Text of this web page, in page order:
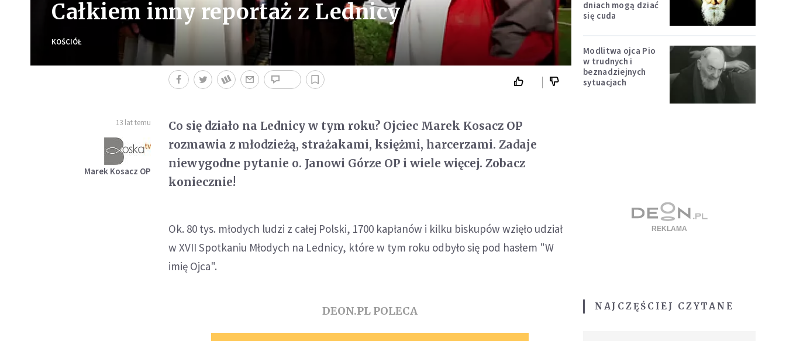
Całkiem inny reportaż z Lednicy
KOŚCIÓŁ
13 lat temu
Marek Kosacz OP
Co się działo na Lednicy w tym roku? Ojciec Marek Kosacz OP
rozmawia z młodzieżą, strażakami, księżmi, harcerzami. Zadaje
niewygodne pytanie o. Janowi Górze OP i wiele więcej. Zobacz
koniecznie!
Ok. 80 tys. młodych ludzi z całej Polski, 1700 kapłanów i kilku biskupów wzięło udział
w XVII Spotkaniu Młodych na Lednicy, które w tym roku odbyło się pod hasłem "W
imię Ojca".
DEON.PL POLECA
dniach mogą dziać
się cuda
Modlitwa ojca Pio
w trudnych i
beznadziejnych
sytuacjach
NAJCZĘŚCIEJ CZYTANE